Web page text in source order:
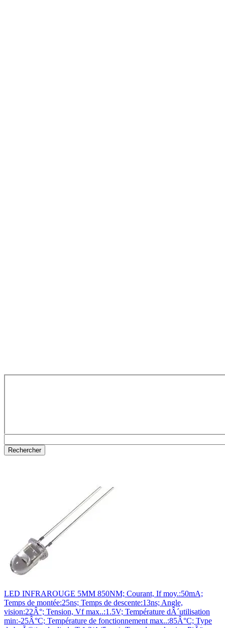
LED INFRAROUGE 5MM 850NM; Courant, If moy.:50mA;
Temps de montée:25ns; Temps de descente:13ns; Angle,
vision:22Â°; Tension, Vf max..:1.5V; Température dÂ´utilisation
min:-25Â°C; Température de fonctionnement max..:85Â°C; Type